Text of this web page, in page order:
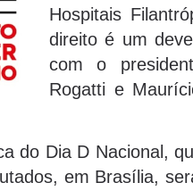
Hospitais
direito é um
com o
Rogatti e
do Dia D Nacional,
em Brasília,